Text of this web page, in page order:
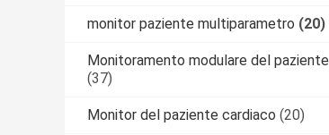
monitor paziente multiparametro (20)
Monitoramento modulare del paziente
(37)
Monitor del paziente cardiaco (20)